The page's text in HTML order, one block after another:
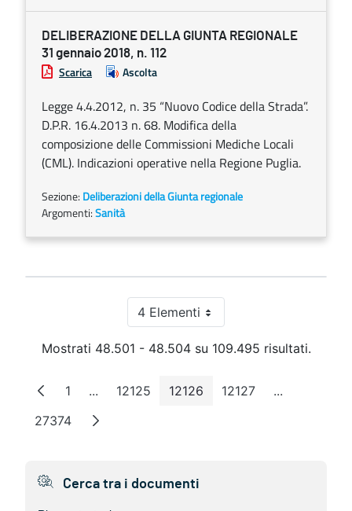
DELIBERAZIONE DELLA GIUNTA REGIONALE
31 gennaio 2018, n. 112
Scarica Ascolta
Legge 4.4.2012, n. 35 “Nuovo Codice della Strada”.
D.P.R. 16.4.2013 n. 68. Modifica della
composizione delle Commissioni Mediche Locali
(CML). Indicazioni operative nella Regione Puglia.
Sezione: Deliberazioni della Giunta regionale
Argomenti:Sanità
4 ElementiPer pagina
Mostrati 48.501 - 48.504 su 109.495 risultati.
Pagina
1 ...Pagine intermedie
Pagina
12125 Pagina
12126 Pagina
12127 ...Pagine
Pagina
27374
Cerca tra i documenti